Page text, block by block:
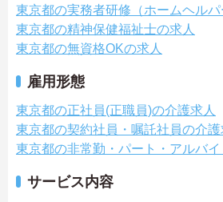
東京都の実務者研修（ホームヘルパ
東京都の精神保健福祉士の求人
東京都の無資格OKの求人
雇用形態
東京都の正社員(正職員)の介護求人
東京都の契約社員・嘱託社員の介護
東京都の非常勤・パート・アルバイ
サービス内容